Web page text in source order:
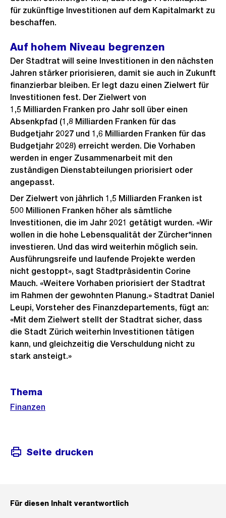
für zukünftige Investitionen auf dem Kapitalmarkt zu
beschaffen.
Auf hohem Niveau begrenzen
Der Stadtrat will seine Investitionen in den nächsten
Jahren stärker priorisieren, damit sie auch in Zukunft
finanzierbar bleiben. Er legt dazu einen Zielwert für
Investitionen fest. Der Zielwert von
1,5 Milliarden Franken pro Jahr soll über einen
Absenkpfad (1,8 Milliarden Franken für das
Budgetjahr 2027 und 1,6 Milliarden Franken für das
Budgetjahr 2028) erreicht werden. Die Vorhaben
werden in enger Zusammenarbeit mit den
zuständigen Dienstabteilungen priorisiert oder
angepasst.
Der Zielwert von jährlich 1,5 Milliarden Franken ist
500 Millionen Franken höher als sämtliche
Investitionen, die im Jahr 2021 getätigt wurden. «Wir
wollen in die hohe Lebensqualität der Zürcher*innen
investieren. Und das wird weiterhin möglich sein.
Ausführungsreife und laufende Projekte werden
nicht gestoppt», sagt Stadtpräsidentin Corine
Mauch. «Weitere Vorhaben priorisiert der Stadtrat
im Rahmen der gewohnten Planung.» Stadtrat Daniel
Leupi, Vorsteher des Finanzdepartements, fügt an:
«Mit dem Zielwert stellt der Stadtrat sicher, dass
die Stadt Zürich weiterhin Investitionen tätigen
kann, und gleichzeitig die Verschuldung nicht zu
stark ansteigt.»
Weitere
Informationen
Thema
Finanzen
Seite drucken
Für diesen Inhalt verantwortlich